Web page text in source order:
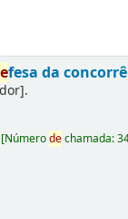
fesa da
.
[Númerodechamada: